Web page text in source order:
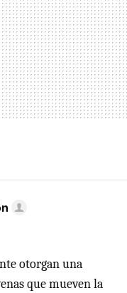
otorgan una
que mueven la